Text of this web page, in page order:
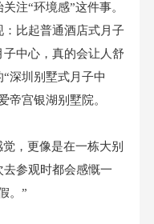
注“环境感”这件事。
比起普通酒店式月子
中心，真的会让人舒
深圳别墅式月子中
宫银湖别墅院。
，更像是在一栋大别
参观时都会感慨一
。”